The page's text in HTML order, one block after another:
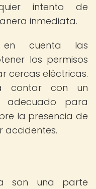
intento de
inmediata.
en cuenta las
los permisos
cercas eléctricas.
contar con un
adecuado para
la presencia de
accidentes.
son una parte